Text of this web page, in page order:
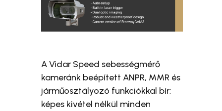
A Vidar Speed sebességmérő
kameránk beépített ANPR, MMR és
járműosztályozó funkciókkal bír;
képes kivétel nélkül minden